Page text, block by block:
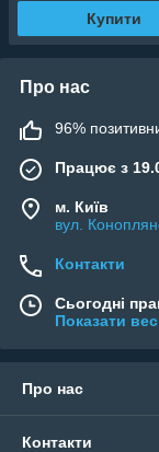
Купити
Про нас
96%
Працює з
м. Київ
вул.
Контакти
Сьогодні
Показати
Про нас
Контакти